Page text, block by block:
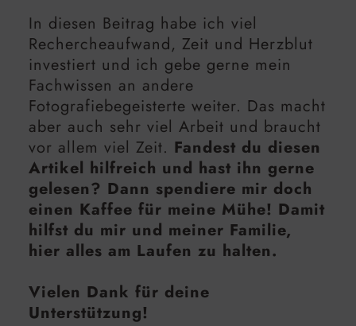
In diesen Beitrag habe ich viel
Rechercheaufwand, Zeit und Herzblut
investiert und ich gebe gerne mein
Fachwissen an andere
Fotografiebegeisterte weiter. Das macht
aber auch sehr viel Arbeit und braucht
vor allem viel Zeit. Fandest du diesen
Artikel hilfreich und hast ihn gerne
gelesen? Dann spendiere mir doch
einen Kaffee für meine Mühe! Damit
hilfst du mir und meiner Familie,
hier alles am Laufen zu halten.
Vielen Dank für deine
Unterstützung!